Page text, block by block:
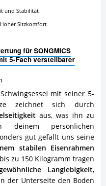
für SONGMICS
5-Fach verstellbarer
mit seiner 5-
zeichnet sich durch
aus, was ihn zu
persönlichen
gut gefällt uns seine
stabilen Eisenrahmen
zu 150 Kilogramm tragen
Langlebigkeit,
der Unterseite den Boden
und Stabilität
Hoher Sitzkomfort